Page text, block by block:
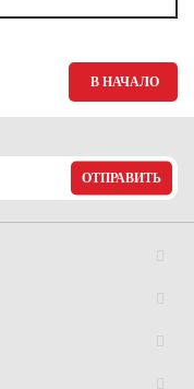
В НАЧАЛО
ОТПРАВИТЬ